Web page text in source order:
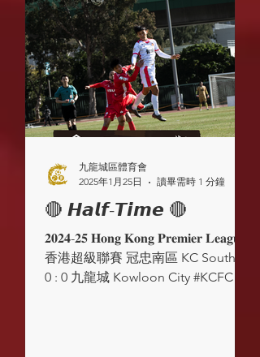
🔴 𝙃𝙖𝙡𝙛-𝙏𝙞𝙢𝙚 🔴
𝟐𝟎𝟐𝟒-𝟐𝟓 𝐇𝐨𝐧𝐠 𝐊𝐨𝐧𝐠 𝐏𝐫𝐞𝐦𝐢𝐞𝐫 𝐋𝐞𝐚𝐠𝐮𝐞
香港超級聯賽 冠忠南區 KC Southern
0 : 0 九龍城 Kowloon City #KCFC
九龍城區體育會
2025年1月25日
讀畢需時 1 分鐘